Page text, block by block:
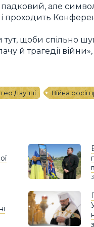
але
щоби спільно
й трагедії
Дзуппі Війна росії